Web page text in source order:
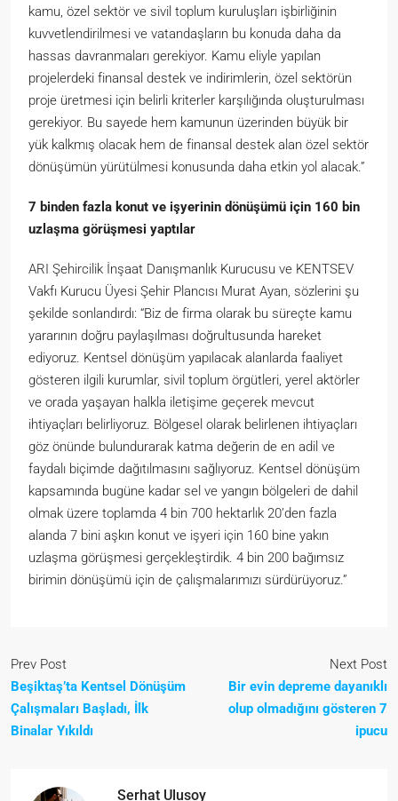
kamu, özel sektör ve sivil toplum kuruluşları işbirliğinin
kuvvetlendirilmesi ve vatandaşların bu konuda daha da
hassas davranmaları gerekiyor. Kamu eliyle yapılan
projelerdeki finansal destek ve indirimlerin, özel sektörün
proje üretmesi için belirli kriterler karşılığında oluşturulması
gerekiyor. Bu sayede hem kamunun üzerinden büyük bir
yük kalkmış olacak hem de finansal destek alan özel sektör
dönüşümün yürütülmesi konusunda daha etkin yol alacak.”
7 binden fazla konut ve işyerinin dönüşümü için 160 bin
uzlaşma görüşmesi yaptılar
ARI Şehircilik İnşaat Danışmanlık Kurucusu ve KENTSEV
Vakfı Kurucu Üyesi Şehir Plancısı Murat Ayan, sözlerini şu
şekilde sonlandırdı: “Biz de firma olarak bu süreçte kamu
yararının doğru paylaşılması doğrultusunda hareket
ediyoruz. Kentsel dönüşüm yapılacak alanlarda faaliyet
gösteren ilgili kurumlar, sivil toplum örgütleri, yerel aktörler
ve orada yaşayan halkla iletişime geçerek mevcut
ihtiyaçları belirliyoruz. Bölgesel olarak belirlenen ihtiyaçları
göz önünde bulundurarak katma değerin de en adil ve
faydalı biçimde dağıtılmasını sağlıyoruz. Kentsel dönüşüm
kapsamında bugüne kadar sel ve yangın bölgeleri de dahil
olmak üzere toplamda 4 bin 700 hektarlık 20’den fazla
alanda 7 bini aşkın konut ve işyeri için 160 bine yakın
uzlaşma görüşmesi gerçekleştirdik. 4 bin 200 bağımsız
birimin dönüşümü için de çalışmalarımızı sürdürüyoruz.”
Prev Post
Beşiktaş’ta Kentsel Dönüşüm
Çalışmaları Başladı, İlk
Binalar Yıkıldı
Next Post
Bir evin depreme dayanıklı
olup olmadığını gösteren 7
ipucu
Serhat Ulusoy